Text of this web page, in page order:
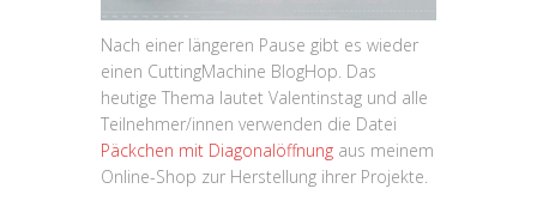
Nach einer längeren Pause gibt es wieder
einen CuttingMachine BlogHop. Das
heutige Thema lautet Valentinstag und alle
Teilnehmer/innen verwenden die Datei
Päckchen mit Diagonalöffnung aus meinem
Online-Shop zur Herstellung ihrer Projekte.